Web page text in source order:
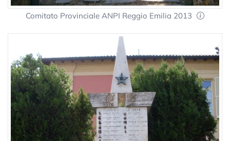
Comitato Provinciale ANPI Reggio Emilia 2013